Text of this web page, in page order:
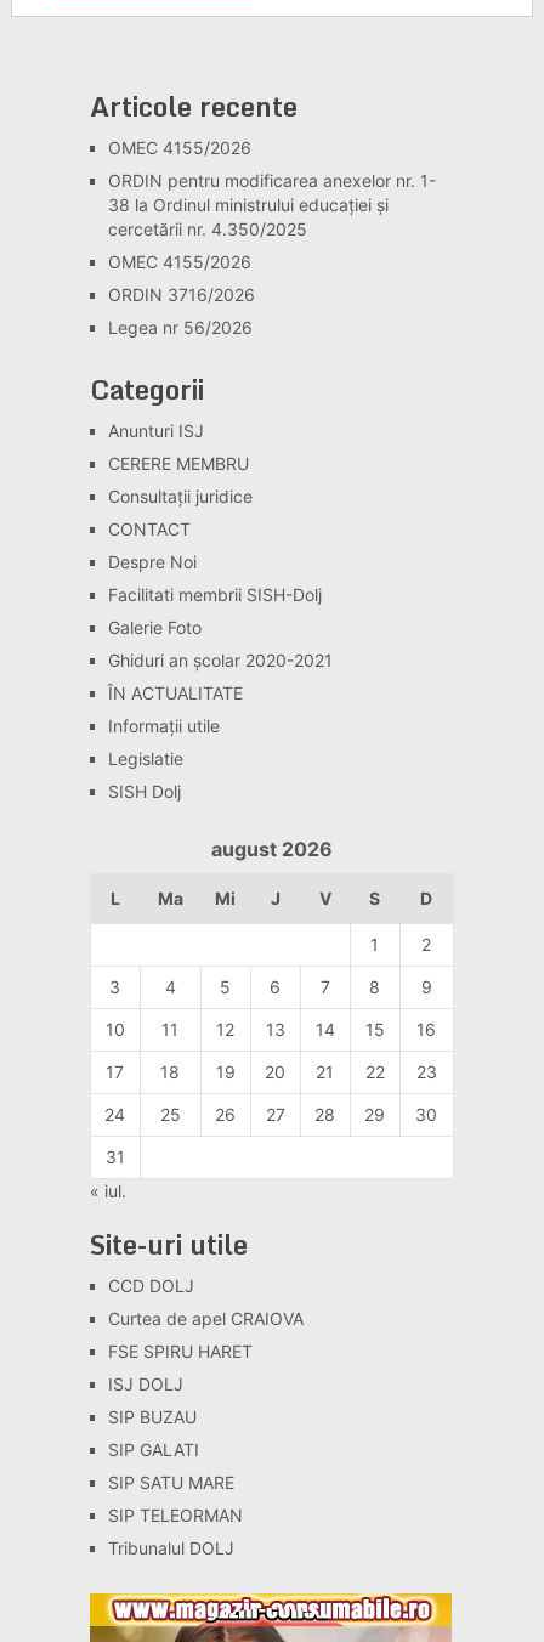
Articole recente
OMEC 4155/2026
ORDIN pentru modificarea anexelor nr. 1-
38 la Ordinul ministrului educației și
cercetării nr. 4.350/2025
OMEC 4155/2026
ORDIN 3716/2026
Legea nr 56/2026
Categorii
Anunturi ISJ
CERERE MEMBRU
Consultaţii juridice
CONTACT
Despre Noi
Facilitati membrii SISH-Dolj
Galerie Foto
Ghiduri an școlar 2020-2021
ÎN ACTUALITATE
Informaţii utile
Legislatie
SISH Dolj
august 2026
L Ma Mi J V S D
1 2
3 4 5 6 7 8 9
10 11 12 13 14 15 16
17 18 19 20 21 22 23
24 25 26 27 28 29 30
31
« iul.
Site-uri utile
CCD DOLJ
Curtea de apel CRAIOVA
FSE SPIRU HARET
ISJ DOLJ
SIP BUZAU
SIP GALATI
SIP SATU MARE
SIP TELEORMAN
Tribunalul DOLJ